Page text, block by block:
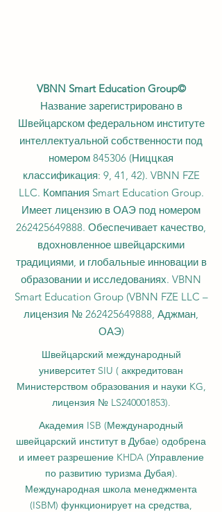
VBNN Smart Education Group©
Название зарегистрировано в
Швейцарском федеральном институте
интеллектуальной собственности под
номером 845306 (Ниццкая
классификация: 9, 41, 42). VBNN FZE
LLC. Компания Smart Education Group.
Имеет лицензию в ОАЭ под номером
262425649888. Обеспечивает качество,
вдохновленное швейцарскими
традициями, и глобальные инновации в
образовании и исследованиях. VBNN
Smart Education Group (VBNN FZE LLC –
лицензия № 262425649888, Аджман,
ОАЭ)
Швейцарский международный
университет SIU ( аккредитован
Министерством образования и науки KG,
лицензия № LS240001853).
Академия ISB (Международный
швейцарский институт в Дубае) одобрена
и имеет разрешение KHDA (Управление
по развитию туризма Дубая).
Международная школа менеджмента
(ISBM) функционирует на средства,